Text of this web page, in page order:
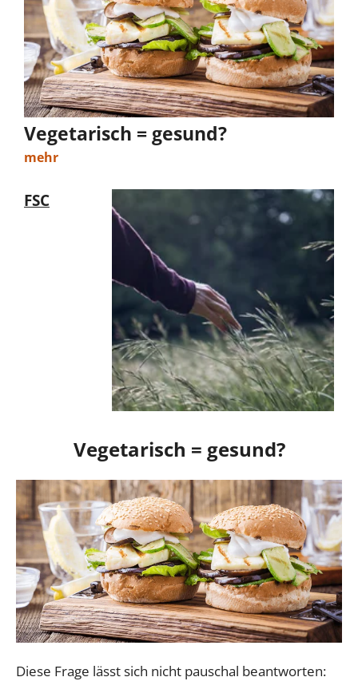
Vegetarisch = gesund?
mehr
FSC
Vegetarisch = gesund?
Diese Frage lässt sich nicht pauschal beantworten: